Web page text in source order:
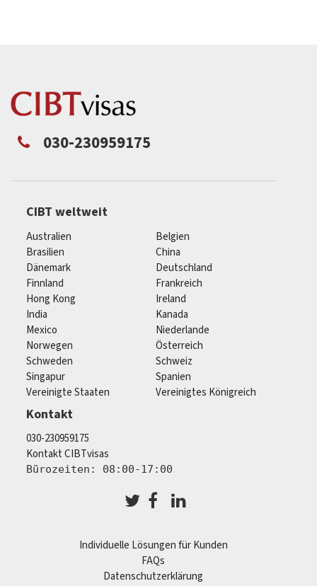
030-230959175
CIBT weltweit
Australien
Belgien
Brasilien
China
Dänemark
Deutschland
Finnland
Frankreich
Hong Kong
Ireland
India
Kanada
Mexico
Niederlande
Norwegen
Österreich
Schweden
Schweiz
Singapur
Spanien
Vereinigte Staaten
Vereinigtes Königreich
Kontakt
030-230959175
Kontakt CIBTvisas
Bürozeiten: 08:00-17:00
Individuelle Lösungen für Kunden
FAQs
Datenschutzerklärung